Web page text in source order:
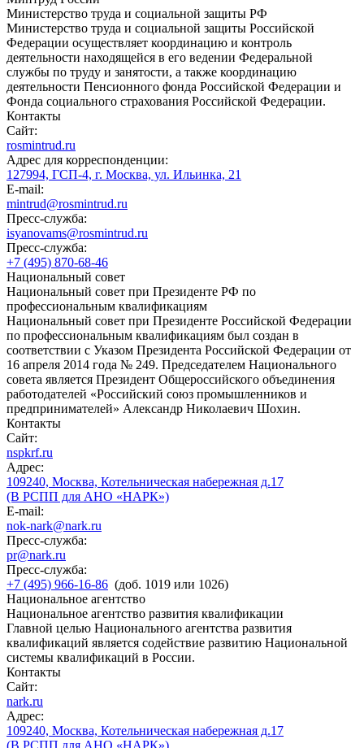
Министерство труда и социальной защиты РФ
Министерство труда и социальной защиты Российской
Федерации осуществляет координацию и контроль
деятельности находящейся в его ведении Федеральной
службы по труду и занятости, а также координацию
деятельности Пенсионного фонда Российской Федерации и
Фонда социального страхования Российской Федерации.
Контакты
Сайт:
rosmintrud.ru
Адрес для корреспонденции:
127994, ГСП-4, г. Москва, ул. Ильинка, 21
E-mail:
mintrud@rosmintrud.ru
Пресс-служба:
isyanovams@rosmintrud.ru
Пресс-служба:
+7 (495) 870-68-46
Национальный совет
Национальный совет при Президенте РФ по
профессиональным квалификациям
Национальный совет при Президенте Российской Федерации
по профессиональным квалификациям был создан в
соответствии с Указом Президента Российской Федерации от
16 апреля 2014 года № 249. Председателем Национального
совета является Президент Общероссийского объединения
работодателей «Российский союз промышленников и
предпринимателей» Александр Николаевич Шохин.
Контакты
Сайт:
nspkrf.ru
Адрес:
109240, Москва, Котельническая набережная д.17
(В РСПП для АНО «НАРК»)
E-mail:
nok-nark@nark.ru
Пресс-служба:
pr@nark.ru
Пресс-служба:
+7 (495) 966-16-86 (доб. 1019 или 1026)
Национальное агентство
Национальное агентство развития квалификации
Главной целью Национального агентства развития
квалификаций является содействие развитию Национальной
системы квалификаций в России.
Контакты
Сайт:
nark.ru
Адрес:
109240, Москва, Котельническая набережная д.17
(В РСПП для АНО «НАРК»)